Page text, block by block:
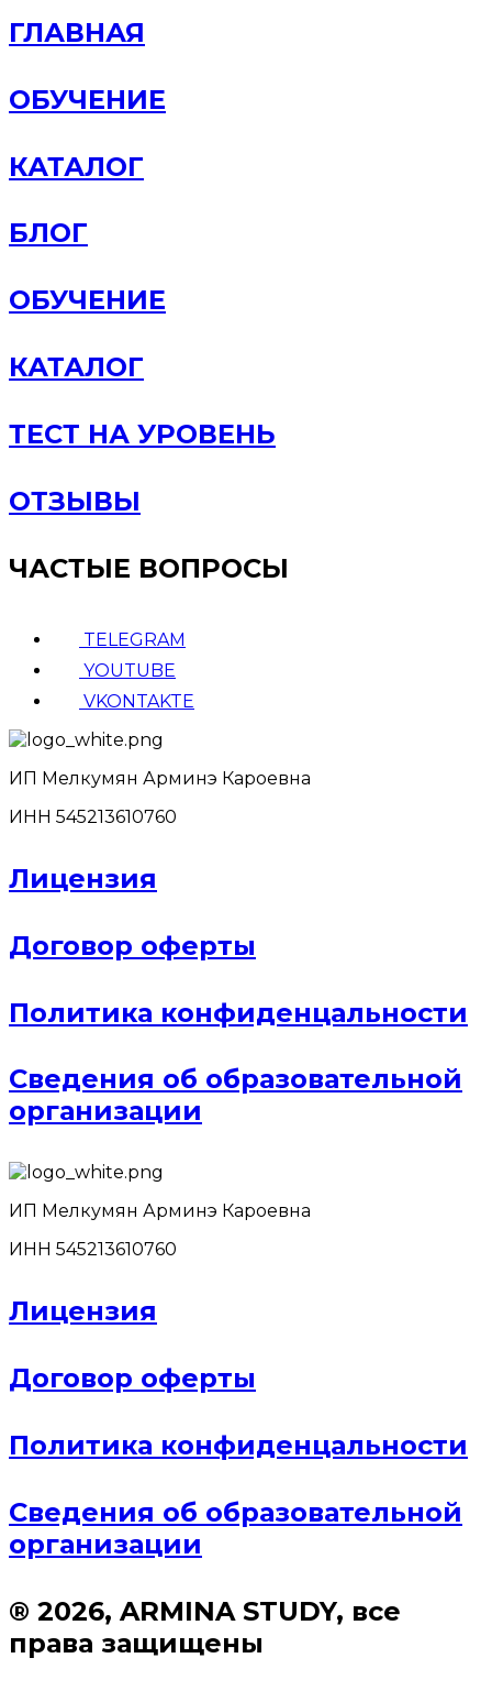
ГЛАВНАЯ
ОБУЧЕНИЕ
КАТАЛОГ
БЛОГ
ОБУЧЕНИЕ
КАТАЛОГ
ТЕСТ НА УРОВЕНЬ
ОТЗЫВЫ
ЧАСТЫЕ ВОПРОСЫ
TELEGRAM
YOUTUBE
VKONTAKTE
ИП Мелкумян Арминэ Кароевна
ИНН 545213610760
Лицензия
Договор оферты
Политика конфиденцальности
Сведения об образовательной
организации
ИП Мелкумян Арминэ Кароевна
ИНН 545213610760
Лицензия
Договор оферты
Политика конфиденцальности
Сведения об образовательной
организации
® 2026, ARMINA STUDY, все
права защищены